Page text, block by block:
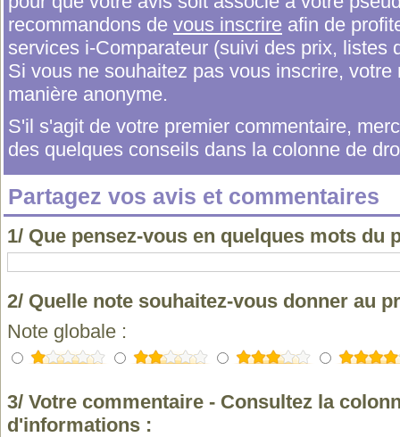
recommandons de vous inscrire afin de
services i-Comparateur (suivi des prix, listes
Si vous ne souhaitez pas vous inscrire,
manière anonyme.
S'il s'agit de votre premier commentaire,
des quelques conseils dans la colonne de
Partagez vos avis et commentaires
1/ Que pensez-vous en quelques mots du
2/ Quelle note souhaitez-vous donner au
Note globale :
3/ Votre commentaire - Consultez la
d'informations :